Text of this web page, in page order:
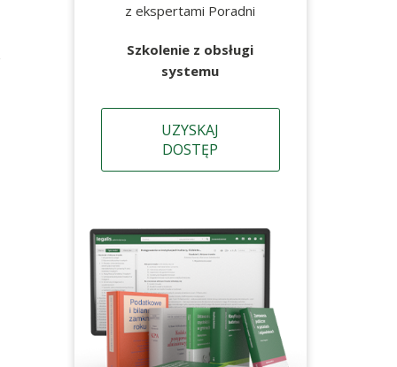
z ekspertami Poradni
Szkolenie z obsługi
systemu
UZYSKAJ
DOSTĘP